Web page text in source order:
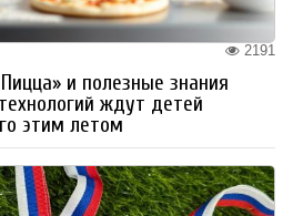
2191
и полезные знания
ждут детей
этим летом